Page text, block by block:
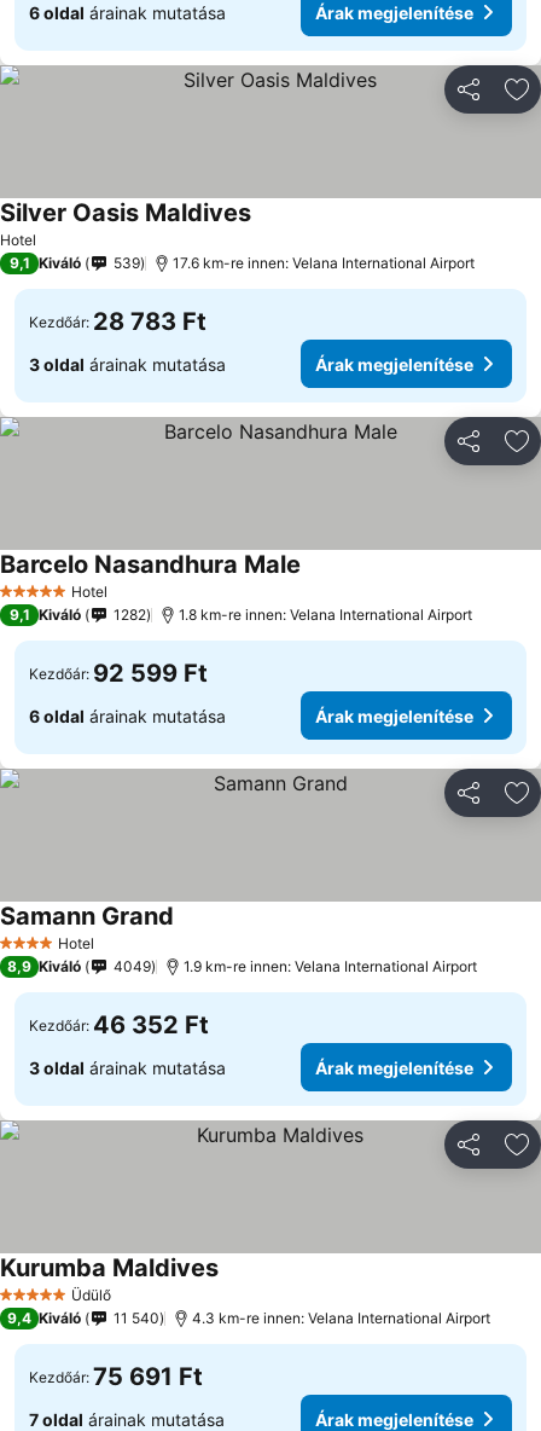
6 oldal árainak mutatása Árak megjelenítése
Hotel
Silver Oasis MaldivesÁrak megjelenítése
9,1 Kiváló 539 17.6 km-re innen: Velana International Airport
Kezdőár: 28 783 Ft
3 oldal árainak mutatása Árak megjelenítése
5 KategóriaHotel
Barcelo Nasandhura Male
9,1 Kiváló 1282 1.8 km-re innen: Velana International Airport
Kezdőár: 92 599 Ft
6 oldal árainak mutatása Árak megjelenítése
4 KategóriaHotel
Samann Grand
8,9 Kiváló 4049 1.9 km-re innen: Velana International Airport
Kezdőár: 46 352 Ft
3 oldal árainak mutatása Árak megjelenítése
5 KategóriaÜdülő
Kurumba MaldivesÁrak megjelenítése
9,4 Kiváló 11 540 4.3 km-re innen: Velana International Airport
Kezdőár: 75 691 Ft
7 oldal árainak mutatása Árak megjelenítése